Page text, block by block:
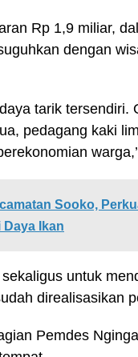
Rp 1,9 miliar,
dengan
tarik
pedagang kaki
Sooko,
Ikan
untuk
direalisasikan
Pemdes